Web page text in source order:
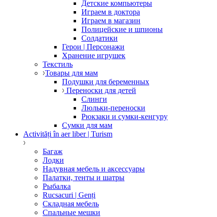
Детские компьютеры
Играем в доктора
Играем в магазин
Полицейские и шпионы
Солдатики
Герои | Персонажи
Хранение игрушек
Текстиль
Товары для мам
Подушки для беременных
Переноски для детей
Слинги
Люльки-переноски
Рюкзаки и сумки-кенгуру
Сумки для мам
Activități în aer liber | Turism
Багаж
Лодки
Надувная мебель и аксессуары
Палатки, тенты и шатры
Рыбалка
Rucsacuri | Genți
Складная мебель
Спальные мешки